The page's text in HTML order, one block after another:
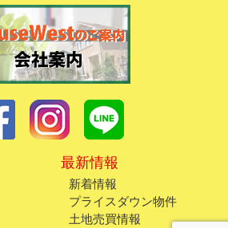
最新情報
新着情報
プライスダウン物件
土地売買情報